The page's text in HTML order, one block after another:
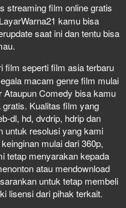
streaming film online gratis
kamu bisa
saat ini dan tentu bisa
film seperti film asia terbaru
macam genre film mulai
Ataupun Comedy bisa kamu
Kualitas film yang
dl, hd, dvdrip, hdrip dan
untuk resolusi yang kami
mulai dari 360p,
tetap menyarakan kepada
atau mendownload
untuk tetap membeli
lisensi dari pihak terkait.